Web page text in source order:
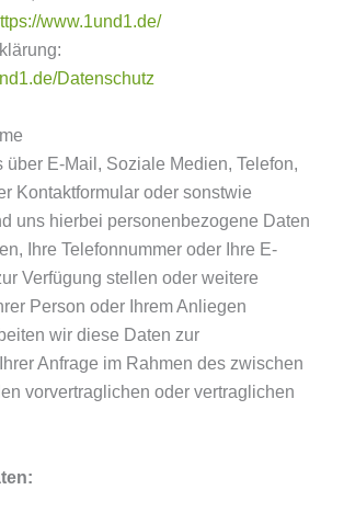
www.1und1.de/
Datenschutz
über E-Mail, Soziale Medien, Telefon,
Kontaktformular oder sonstwie
uns hierbei personenbezogene Daten
Ihre Telefonnummer oder Ihre E-
Verfügung stellen oder weitere
Person oder Ihrem Anliegen
wir diese Daten zur
Anfrage im Rahmen des zwischen
vorvertraglichen oder vertraglichen